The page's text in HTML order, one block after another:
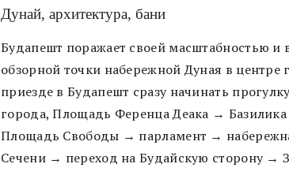
Дунай, архитектура, бани
Будапешт поражает своей масштабностью и
обзорной точки набережной Дуная в
приезде в Будапешт сразу начинать
города, Площадь Ференца Деака →
Площадь Свободы → парламент →
Сечени → переход на Будайскую сторону →